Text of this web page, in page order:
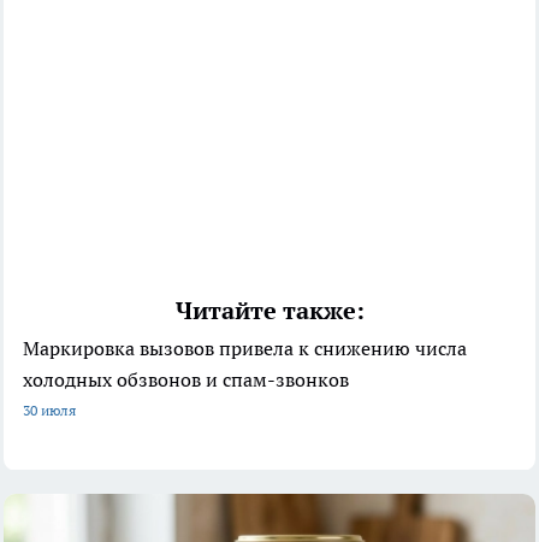
Читайте также:
Маркировка вызовов привела к снижению числа
холодных обзвонов и спам-звонков
30 июля